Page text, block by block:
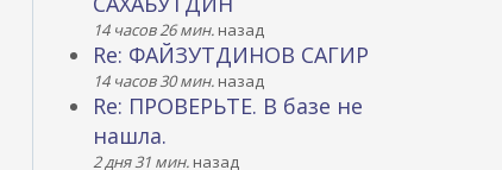
14 часов 26 мин.назад
Re: ФАЙЗУТДИНОВ САГИР
14 часов 30 мин.назад
Re: ПРОВЕРЬТЕ. В базе не
нашла.
2 дня 31 мин.назад